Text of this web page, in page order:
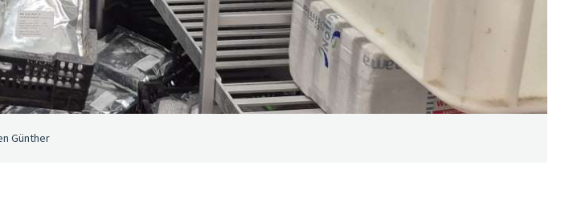
Günther